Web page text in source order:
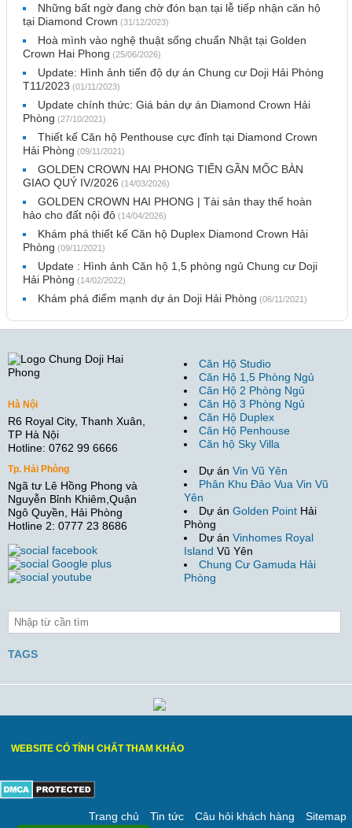
Những bất ngờ đang chờ đón bạn tại lễ tiếp nhận căn hộ
tại Diamond Crown (31/12/2023)
Hoà mình vào nghệ thuật sống chuẩn Nhật tại Golden
Crown Hai Phong (25/06/2026)
Update: Hình ảnh tiến độ dự án Chung cư Doji Hải Phòng
T11/2023 (01/11/2023)
Update chính thức: Giá bán dự án Diamond Crown Hải
Phòng (27/10/2021)
Thiết kế Căn hộ Penthouse cực đỉnh tại Diamond Crown
Hải Phòng (09/11/2021)
GOLDEN CROWN HAI PHONG TIẾN GẦN MỐC BÀN
GIAO QUÝ IV/2026 (14/03/2026)
GOLDEN CROWN HAI PHONG | Tài sản thay thế hoàn
hảo cho đất nội đô (14/04/2026)
Khám phá thiết kế Căn hộ Duplex Diamond Crown Hải
Phòng (09/11/2021)
Update : Hình ảnh Căn hộ 1,5 phòng ngủ Chung cư Doji
Hải Phòng (14/02/2022)
Khám phá điểm mạnh dự án Doji Hải Phòng (06/11/2021)
Hà Nội
R6 Royal City, Thanh Xuân,
TP Hà Nội
Hotline: 0762 99 6666
Tp. Hải Phòng
Ngã tư Lê Hồng Phong và
Nguyễn Bỉnh Khiêm,Quận
Ngô Quyền, Hải Phòng
Hotline 2: 0777 23 8686
Căn Hộ Studio
Căn Hộ 1,5 Phòng Ngủ
Căn Hộ 2 Phòng Ngủ
Căn Hộ 3 Phòng Ngủ
Căn Hộ Duplex
Căn Hộ Penhouse
Căn hộ Sky Villa
Dự án Vin Vũ Yên
Phân Khu Đảo Vua Vin Vũ
Yên
Dự án Golden Point Hải
Phòng
Dự án Vinhomes Royal
Island Vũ Yên
Chung Cư Gamuda Hải
Phòng
TAGS
WEBSITE CÓ TÍNH CHẤT THAM KHẢO
Trang chủ Tin tức Câu hỏi khách hàng Sitemap